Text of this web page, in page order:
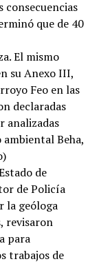
consecuencias
que de 40
El mismo
su Anexo III,
Feo en las
declaradas
analizadas
Beha,
de
de Policía
la geóloga
revisaron
para
trabajos de